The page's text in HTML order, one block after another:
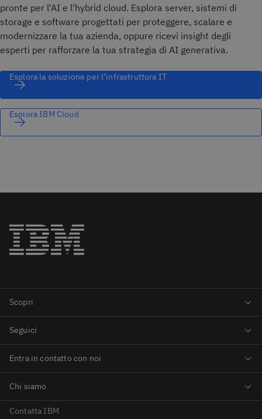
pronte per l'AI e l'hybrid cloud. Esplora server, sistemi di
storage e software progettati per proteggere, scalare e
modernizzare la tua azienda, oppure ricevi insight degli
esperti per rafforzare la tua strategia di AI generativa.
Esplora la soluzione per l’infrastruttura IT
Esplora IBM Cloud
Contatta IBM